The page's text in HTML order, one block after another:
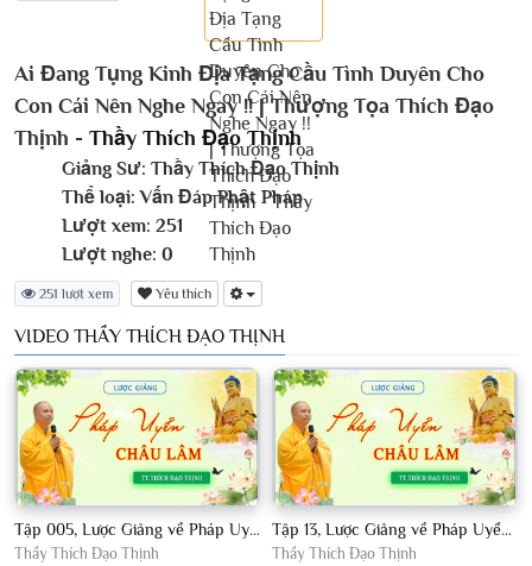
Ai Đang Tụng Kinh Địa Tạng Cầu Tình Duyên Cho
Con Cái Nên Nghe Ngay !! | Thượng Tọa Thích Đạo
Thịnh - Thầy Thích Đạo Thịnh
Giảng Sư: Thầy Thích Đạo Thịnh
Thể loại: Vấn Đáp Phật Pháp
Lượt xem: 251
Lượt nghe: 0
251 lượt xem Yêu thích
VIDEO THẦY THÍCH ĐẠO THỊNH
Tập 005, Lược Giảng về Pháp Uyển Châu Lâm, Chủ giảng TT Thích Đạo Thịnh
Thầy Thích Đạo Thịnh
Tập 13, Lược Giảng về Pháp Uyển Châu Lâm, Chủ giảng TT Thích Đạo Thịnh
Thầy Thích Đạo Thịnh